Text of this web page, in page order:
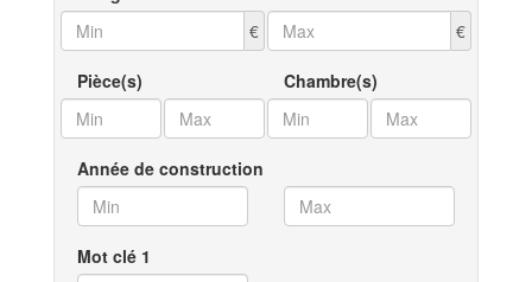
€
€
Pièce(s) Chambre(s)
Année de construction
Mot clé 1